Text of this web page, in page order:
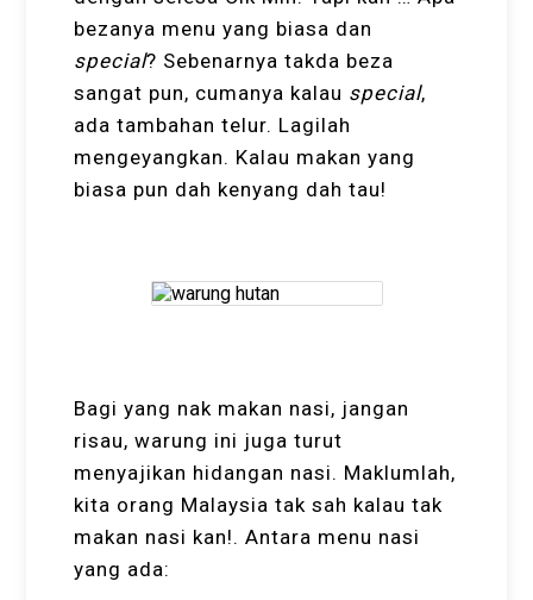
bezanya menu yang biasa dan
special? Sebenarnya takda beza
sangat pun, cumanya kalau special,
ada tambahan telur. Lagilah
mengeyangkan. Kalau makan yang
biasa pun dah kenyang dah tau!
Bagi yang nak makan nasi, jangan
risau, warung ini juga turut
menyajikan hidangan nasi. Maklumlah,
kita orang Malaysia tak sah kalau tak
makan nasi kan!. Antara menu nasi
yang ada: